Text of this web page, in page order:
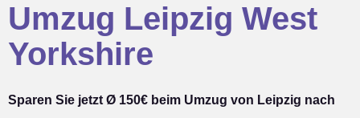
Umzug Leipzig West
Yorkshire
Sparen Sie jetzt Ø 150€ beim Umzug von Leipzig nach